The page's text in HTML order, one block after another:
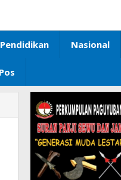
Pendidikan Nasional